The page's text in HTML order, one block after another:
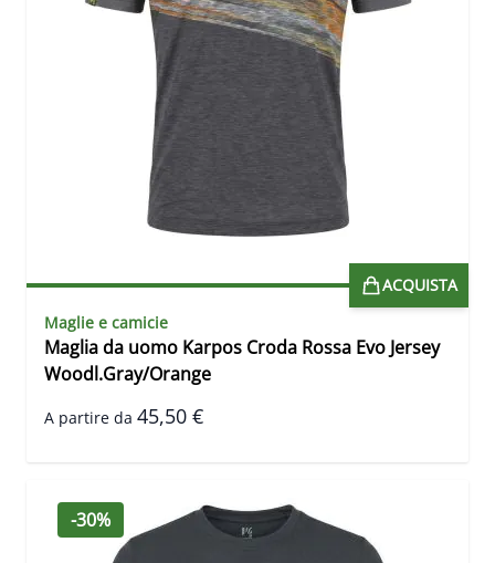
ACQUISTA
Maglie e camicie
Maglia da uomo Karpos Croda Rossa Evo Jersey
Woodl.Gray/Orange
A partire da 45,50 €
-30%